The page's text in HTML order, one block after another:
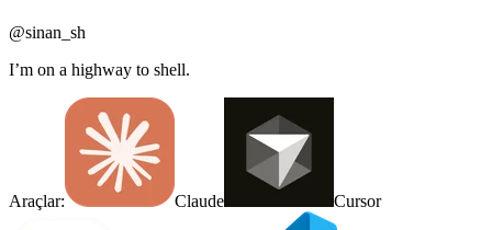
@sinan_sh
I’m on a highway to shell.
Araçlar: Claude Cursor